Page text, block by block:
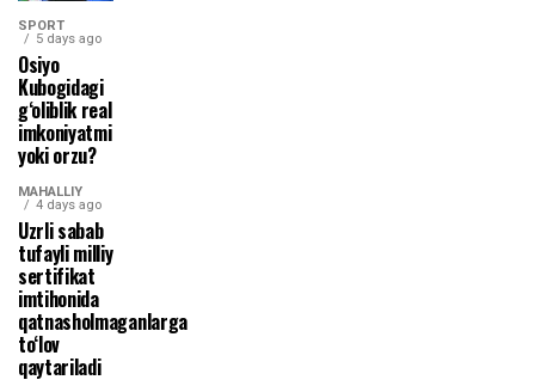
SPORT
5 days ago
Osiyo
Kubogidagi
g‘oliblik real
imkoniyatmi
yoki orzu?
MAHALLIY
4 days ago
Uzrli sabab
tufayli milliy
sertifikat
imtihonida
qatnasholmaganlarga
to‘lov
qaytariladi